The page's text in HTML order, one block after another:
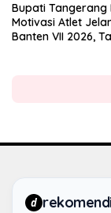
Bupati Tangerang
Motivasi Atlet
Banten VII 2026,
d